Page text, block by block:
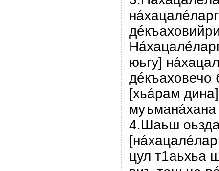
юьгу]
дéкъаховечо
[хьáрам
муъманáхана
4.Шаьш
цул т1аьхьа